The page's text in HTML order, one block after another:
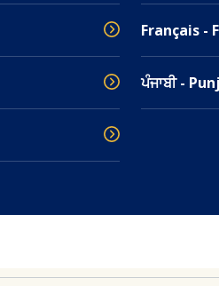
Français -
ਪੰਜਾਬੀ -